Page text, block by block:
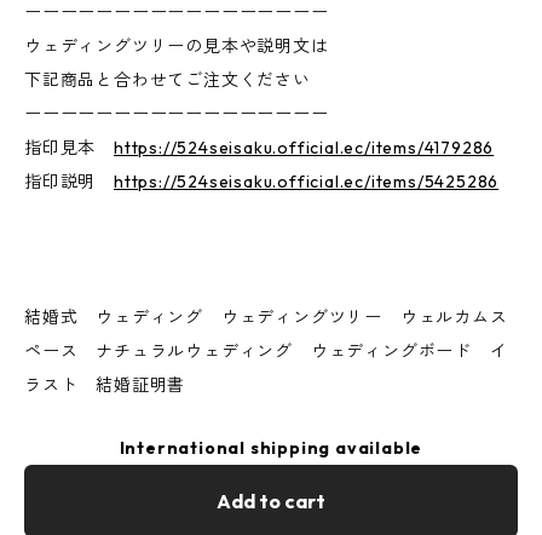
ーーーーーーーーーーーーーーーーー
ウェディングツリーの見本や説明文は
下記商品と合わせてご注文ください
ーーーーーーーーーーーーーーーーー
指印見本 https://524seisaku.official.ec/items/4179286
指印説明 https://524seisaku.official.ec/items/5425286
結婚式 ウェディング ウェディングツリー ウェルカムス
ペース ナチュラルウェディング ウェディングボード イ
ラスト 結婚証明書
International shipping available
Add to cart